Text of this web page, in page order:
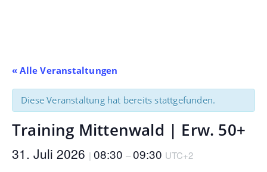
« Alle Veranstaltungen
Diese Veranstaltung hat bereits stattgefunden.
Training Mittenwald | Erw. 50+
31. Juli 2026 | 08:30 –09:30 UTC+2